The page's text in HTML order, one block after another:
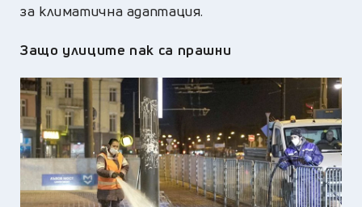
за климатична адаптация.
Защо улиците пак са прашни